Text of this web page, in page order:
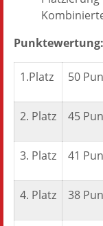
Punktewertung:
1.Platz 50
2. Platz 45
3. Platz 41
4. Platz 38